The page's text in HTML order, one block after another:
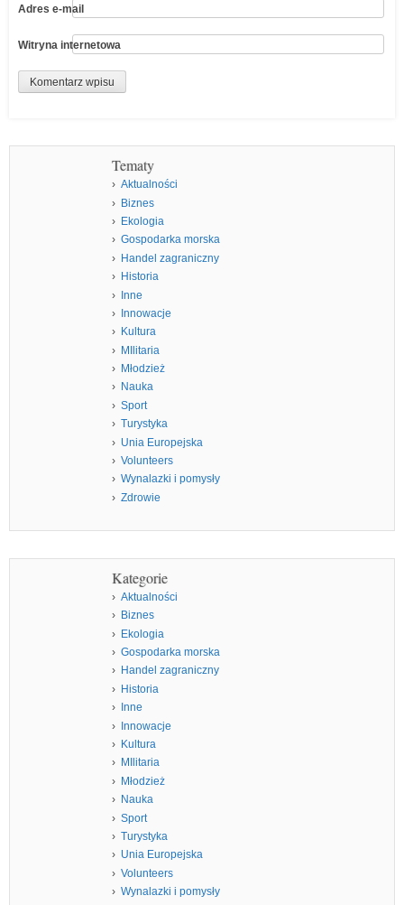
Adres e-mail
Witryna internetowa
Tematy
Aktualności
Biznes
Ekologia
Gospodarka morska
Handel zagraniczny
Historia
Inne
Innowacje
Kultura
MIlitaria
Młodzież
Nauka
Sport
Turystyka
Unia Europejska
Volunteers
Wynalazki i pomysły
Zdrowie
Kategorie
Aktualności
Biznes
Ekologia
Gospodarka morska
Handel zagraniczny
Historia
Inne
Innowacje
Kultura
MIlitaria
Młodzież
Nauka
Sport
Turystyka
Unia Europejska
Volunteers
Wynalazki i pomysły